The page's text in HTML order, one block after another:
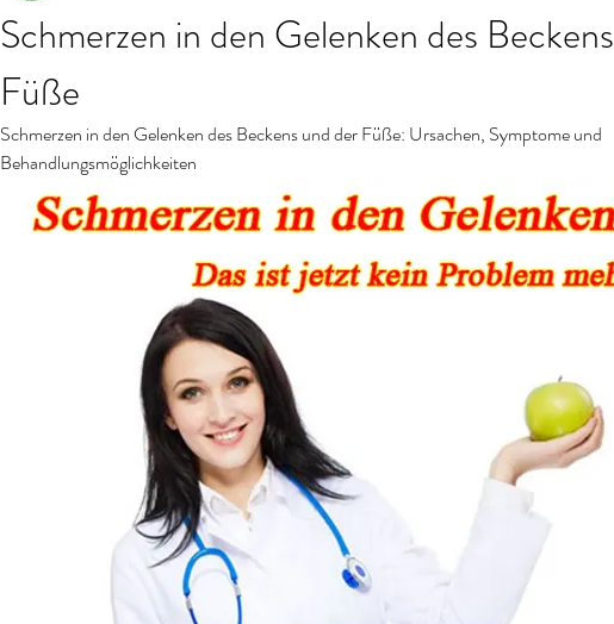
Schmerzen in den Gelenken des Beckens
Füße
Schmerzen in den Gelenken des Beckens und der Füße: Ursachen, Symptome und
Behandlungsmöglichkeiten